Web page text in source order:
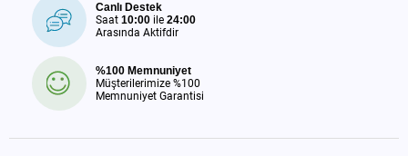
Canlı Destek
Saat 10:00 ile 24:00
Arasında Aktifdir
%100 Memnuniyet
Müşterilerimize %100
Memnuniyet Garantisi